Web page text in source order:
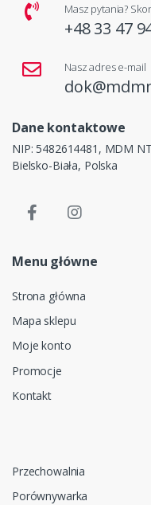
Masz pytania?
+48 33 47
Nasz adres e-mail
Dane kontaktowe
NIP: 5482614481, MDM
Bielsko-Biała, Polska
Menu główne
Strona główna
Mapa sklepu
Moje konto
Promocje
Kontakt
Przechowalnia
Porównywarka